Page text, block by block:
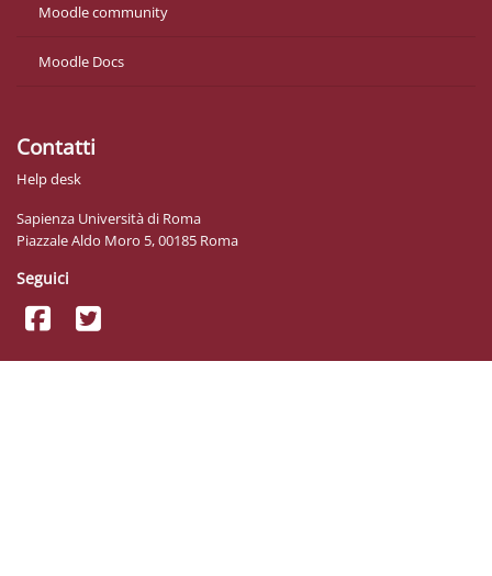
Moodle community
Moodle Docs
Contatti
Help desk
Sapienza Università di Roma
Piazzale Aldo Moro 5, 00185 Roma
Seguici